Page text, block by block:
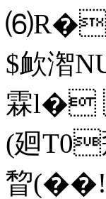
$欰潪
霖l�
(廻T0
睝